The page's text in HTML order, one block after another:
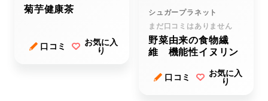
菊芋健康茶
口コミ
お気に入
り
シュガープラネット
まだ口コミはありません
野菜由来の食物繊
維 機能性イヌリン
口コミ
お気に入
り